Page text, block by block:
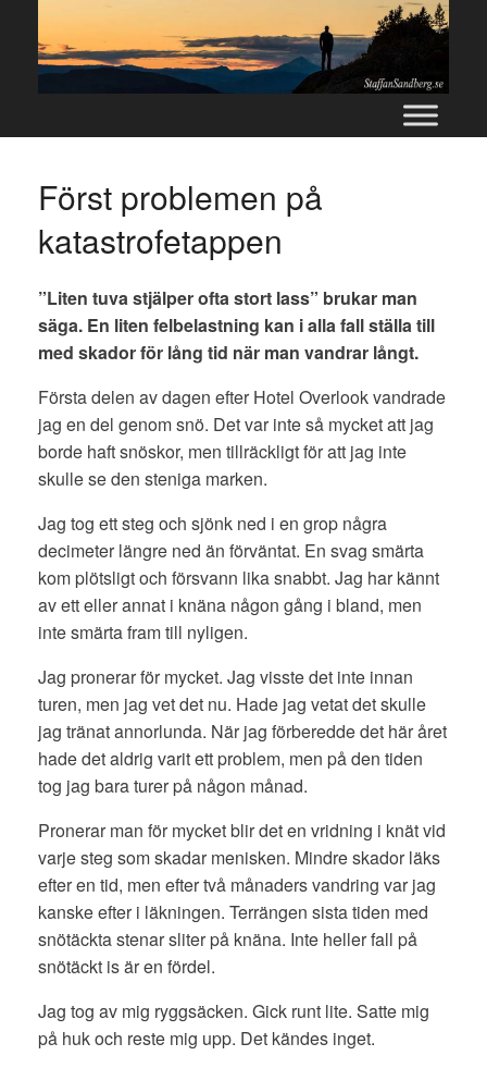
content
Först problemen på
katastrofetappen
”Liten tuva stjälper ofta stort lass” brukar man
säga. En liten felbelastning kan i alla fall ställa till
med skador för lång tid när man vandrar långt.
Första delen av dagen efter Hotel Overlook vandrade
jag en del genom snö. Det var inte så mycket att jag
borde haft snöskor, men tillräckligt för att jag inte
skulle se den steniga marken.
Jag tog ett steg och sjönk ned i en grop några
decimeter längre ned än förväntat. En svag smärta
kom plötsligt och försvann lika snabbt. Jag har kännt
av ett eller annat i knäna någon gång i bland, men
inte smärta fram till nyligen.
Jag pronerar för mycket. Jag visste det inte innan
turen, men jag vet det nu. Hade jag vetat det skulle
jag tränat annorlunda. När jag förberedde det här året
hade det aldrig varit ett problem, men på den tiden
tog jag bara turer på någon månad.
Pronerar man för mycket blir det en vridning i knät vid
varje steg som skadar menisken. Mindre skador läks
efter en tid, men efter två månaders vandring var jag
kanske efter i läkningen. Terrängen sista tiden med
snötäckta stenar sliter på knäna. Inte heller fall på
snötäckt is är en fördel.
Jag tog av mig ryggsäcken. Gick runt lite. Satte mig
på huk och reste mig upp. Det kändes inget.